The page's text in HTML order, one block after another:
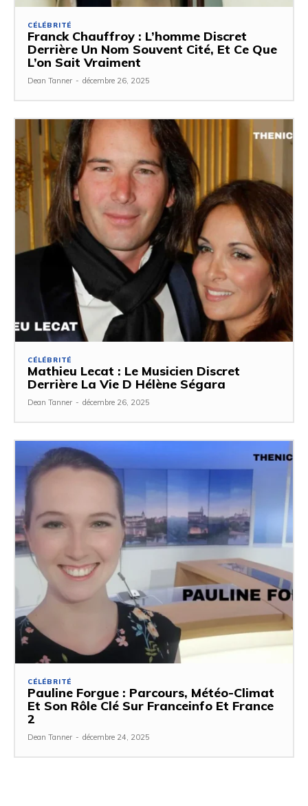
CÉLÉBRITÉ
Franck Chauffroy : L’homme Discret
Derrière Un Nom Souvent Cité, Et Ce Que
L’on Sait Vraiment
Dean Tanner - décembre 26, 2025
CÉLÉBRITÉ
Mathieu Lecat : Le Musicien Discret
Derrière La Vie D Hélène Ségara
Dean Tanner - décembre 26, 2025
CÉLÉBRITÉ
Pauline Forgue : Parcours, Météo-Climat
Et Son Rôle Clé Sur Franceinfo Et France
2
Dean Tanner - décembre 24, 2025